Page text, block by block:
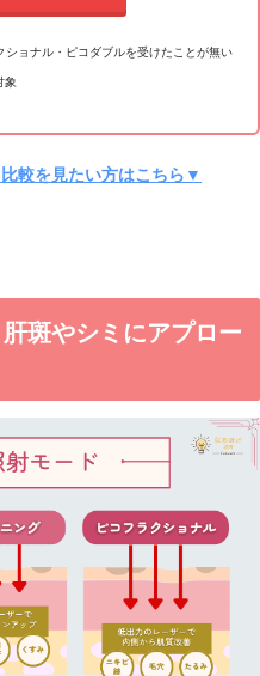
ョナル・ピコダブルを受けたことが無い
象
較を見たい方はこちら▼
斑やシミにアプロー